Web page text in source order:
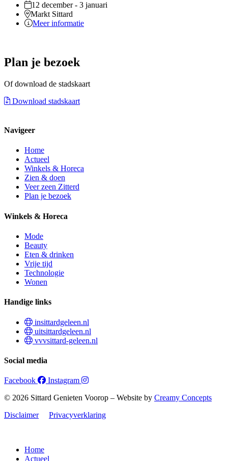
12 december - 3 januari
Markt Sittard
Meer informatie
Plan je bezoek
Of download de stadskaart
Download stadskaart
Navigeer
Home
Actueel
Winkels & Horeca
Zien & doen
Veer zeen Zitterd
Plan je bezoek
Winkels & Horeca
Mode
Beauty
Eten & drinken
Vrije tijd
Technologie
Wonen
Handige links
insittardgeleen.nl
uitsittardgeleen.nl
vvvsittard-geleen.nl
Social media
Facebook
Instagram
© 2026 Sittard Genieten Voorop – Website by Creamy Concepts
Disclaimer
Privacyverklaring
Home
Actueel